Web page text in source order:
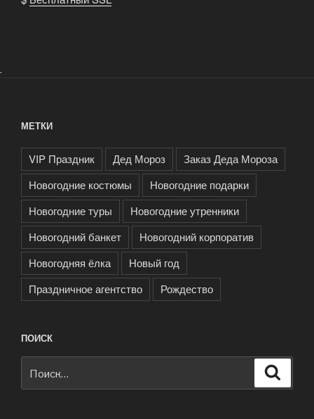
.
МЕТКИ
VIP Праздник Дед Мороз
Заказ Деда Мороза
Новогодние костюмы
Новогодние подарки
Новогодние туры
Новогодние утренники
Новогодний банкет
Новогодний корпоратив
Новогодняя ёлка
Новый год
Праздничное агентство
Рождество
ПОИСК